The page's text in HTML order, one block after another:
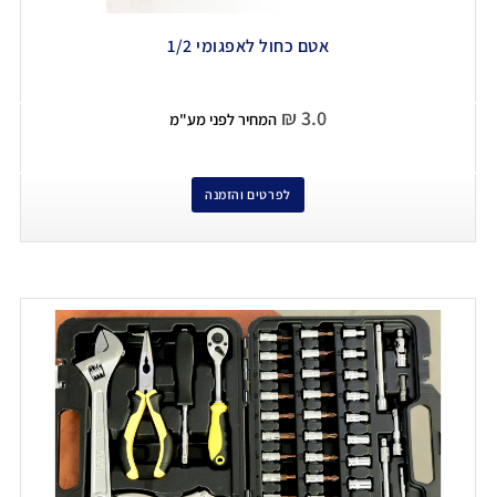
אטם כחול לאפגומי 1/2
₪ 3.0 המחיר לפני מע"מ
לפרטים והזמנה